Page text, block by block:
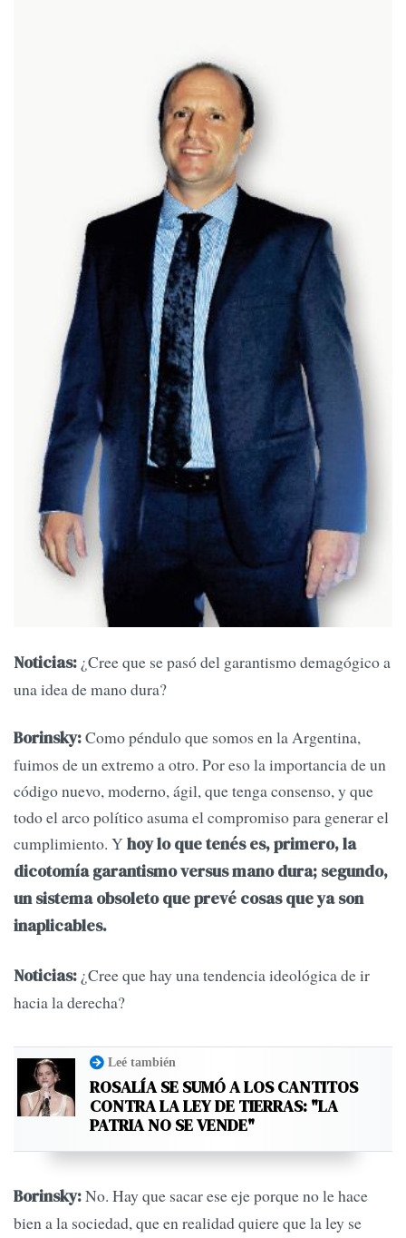
Noticias: ¿Cree que se pasó del garantismo demagógico a
una idea de mano dura?
Borinsky:Como péndulo que somos en la Argentina,
fuimos de un extremo a otro. Por eso la importancia de un
código nuevo, moderno, ágil, que tenga consenso, y que
todo el arco político asuma el compromiso para generar el
cumplimiento. Yhoy lo que tenés es, primero, la
dicotomía garantismo versus mano dura; segundo,
un sistema obsoleto que prevé cosas que ya son
inaplicables.
Noticias: ¿Cree que hay una tendencia ideológica de ir
hacia la derecha?
Leé también
ROSALÍA SE SUMÓ A LOS CANTITOS
CONTRA LA LEY DE TIERRAS: "LA
PATRIA NO SE VENDE"
Borinsky:No. Hay que sacar ese eje porque no le hace
bien a la sociedad, que en realidad quiere que la ley se